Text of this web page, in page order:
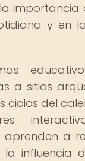
importancia
y en
a sitios
ciclos del
aprenden a
influencia